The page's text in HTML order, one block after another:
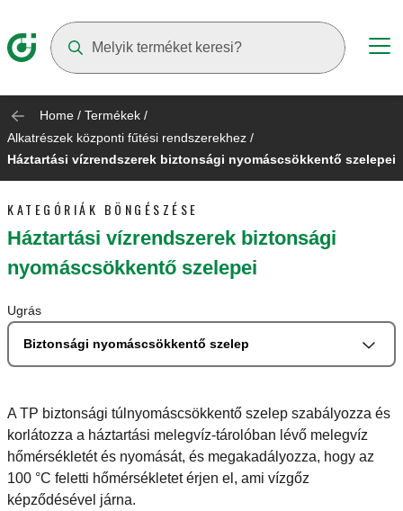
Home / Termékek /
Alkatrészek központi fűtési rendszerekhez /
Háztartási vízrendszerek biztonsági nyomáscsökkentő szelepei
KATEGÓRIÁK BÖNGÉSZÉSE
Háztartási vízrendszerek biztonsági
nyomáscsökkentő szelepei
Ugrás
Biztonsági nyomáscsökkentő szelep
A TP biztonsági túlnyomáscsökkentő szelep szabályozza és
korlátozza a háztartási melegvíz-tárolóban lévő melegvíz
hőmérsékletét és nyomását, és megakadályozza, hogy az
100 °C feletti hőmérsékletet érjen el, ami vízgőz
képződésével járna.